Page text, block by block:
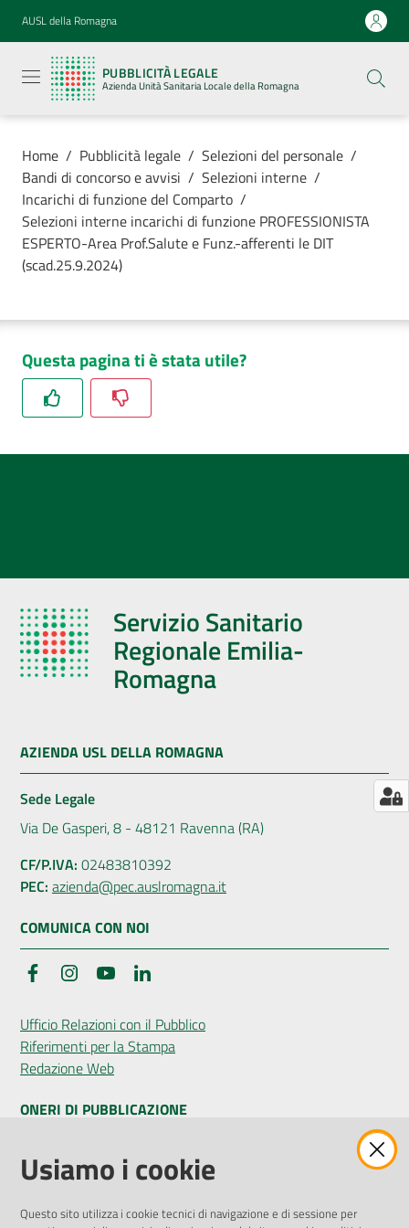
Vai al contenuto
Vai alla navigazione
Vai al footer
AUSL della Romagna
PUBBLICITÀ LEGALE
Azienda Unità Sanitaria Locale della Romagna
legale
Azienda
Unità
Locale della
Azienda
cura
Comunica
Home / Pubblicità legale / Selezioni del personale /
Bandi di concorso e avvisi / Selezioni interne /
Incarichi di funzione del Comparto /
Selezioni interne incarichi di funzione PROFESSIONISTA
ESPERTO-Area Prof.Salute e Funz.-afferenti le DIT
(scad.25.9.2024)
Questa pagina ti è stata utile?
Servizio Sanitario
Regionale Emilia-
Romagna
AZIENDA USL DELLA ROMAGNA
Sede Legale
Via De Gasperi, 8 - 48121 Ravenna (RA)
CF/P.IVA: 02483810392
PEC: azienda@pec.auslromagna.it
COMUNICA CON NOI
FacebookInstagramYouTube
Ufficio Relazioni con il Pubblico
Riferimenti per la Stampa
Redazione Web
ONERI DI PUBBLICAZIONE
Amministrazione Trasparente
Pubblicità legale
Privacy Policy
Usiamo i cookie
Questo sito utilizza i cookie tecnici di navigazione e di sessione per